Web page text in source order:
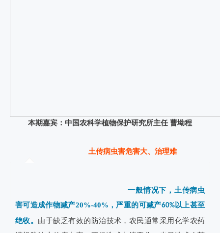
本期嘉宾：中国农科学植物保护研究所主任 曹坳程
土传病虫害危害大、治理难
一般情况下，土传病虫
害可造成作物减产20%-40%，严重的可减产60%以上甚至
绝收。 由于缺乏有效的防治技术，农民通常采用化学农药